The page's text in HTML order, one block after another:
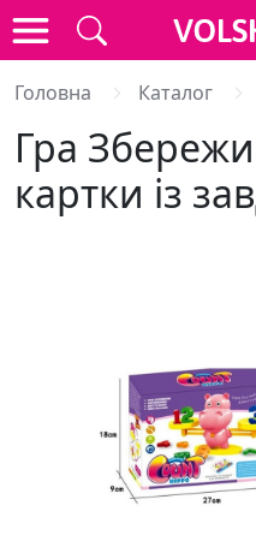
Головна Каталог
Гра
картки із